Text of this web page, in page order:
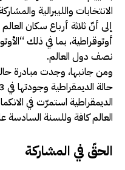
الانتخابات والليبرالية
إلى أنّ ثلاثة أرباع سكان
أوتوقراطية، بما في ذلك
نصف دول العالم.
ومن جانبها، وجدت مبادرة
العالم كافة وللسنة السادسة
الحقّ في المشاركة